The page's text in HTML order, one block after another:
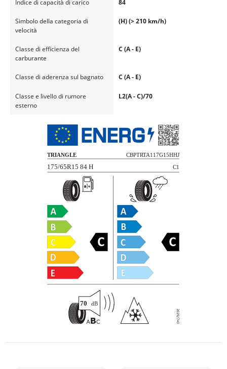
Indice di capacità di carico 84
Simbolo della categoria di
velocità
(H) (> 210 km/h)
Classe di efficienza del
carburante
C (A - E)
Classe di aderenza sul bagnato C (A - E)
Classe e livello di rumore
esterno
L2(A - C)/70